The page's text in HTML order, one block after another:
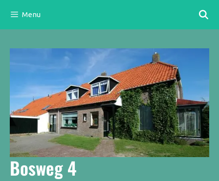
Menu
Bosweg 4